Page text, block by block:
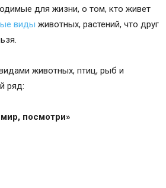
для жизни, о том, кто живет
виды животных, растений, что друг
животных, птиц, рыб и
ряд:
посмотри»